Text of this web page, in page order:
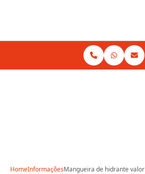
HomeInformaçõesMangueira de hidrante valor